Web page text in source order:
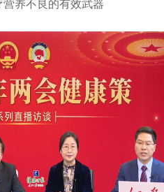
养不良的有效武器